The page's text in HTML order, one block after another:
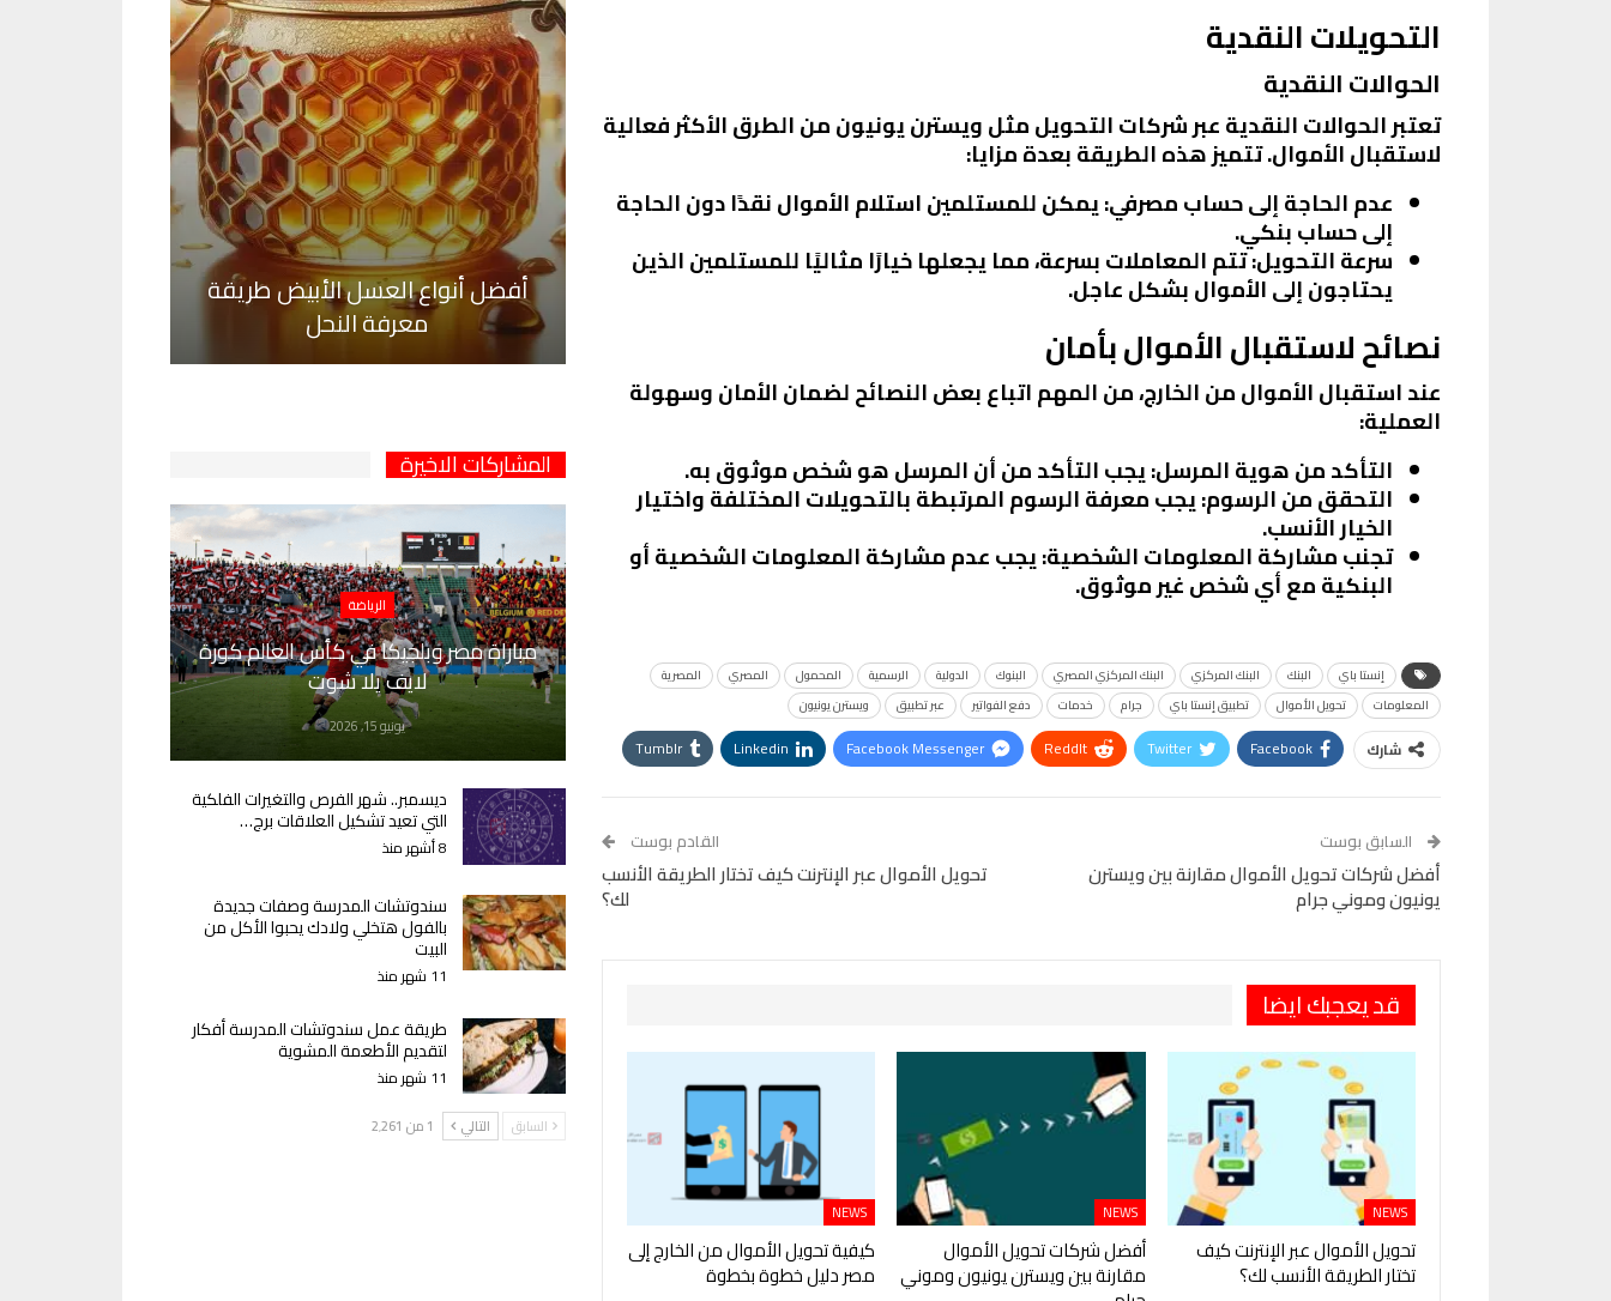
التحويلات النقدية
الحوالات النقدية
تعتبر الحوالات النقدية عبر شركات التحويل مثل ويسترن يونيون من الطرق الأكثر فعالية
لاستقبال الأموال. تتميز هذه الطريقة بعدة مزايا:
عدم الحاجة إلى حساب مصرفي: يمكن للمستلمين استلام الأموال نقدًا دون الحاجة
إلى حساب بنكي.
سرعة التحويل: تتم المعاملات بسرعة، مما يجعلها خيارًا مثاليًا للمستلمين الذين
يحتاجون إلى الأموال بشكل عاجل.
نصائح لاستقبال الأموال بأمان
عند استقبال الأموال من الخارج، من المهم اتباع بعض النصائح لضمان الأمان وسهولة
العملية:
التأكد من هوية المرسل: يجب التأكد من أن المرسل هو شخص موثوق به.
التحقق من الرسوم: يجب معرفة الرسوم المرتبطة بالتحويلات المختلفة واختيار
الخيار الأنسب.
تجنب مشاركة المعلومات الشخصية: يجب عدم مشاركة المعلومات الشخصية أو
البنكية مع أي شخص غير موثوق.
إنستا باي البنك البنك المركزي البنك المركزي المصري البنوك الدولية الرسمية المحمول المصري
المصرية
المعلومات
تحويل الأموال تطبيق إنستا باي جرام خدمات دفع الفواتير عبر تطبيق ويسترن يونيون
شارك Facebook
Twitter
ReddIt
Facebook Messenger
Linkedin
Tumblr
OK.ru
السابق بوست
أفضل شركات تحويل الأموال مقارنة بين ويسترن
يونيون وموني جرام
القادم بوست
تحويل الأموال عبر الإنترنت كيف تختار الطريقة الأنسب
لك؟
قد يعجبك ايضا
NEWS
تحويل الأموال عبر الإنترنت كيف
تختار الطريقة الأنسب لك؟
NEWS
أفضل شركات تحويل الأموال
مقارنة بين ويسترن يونيون وموني
NEWS
كيفية تحويل الأموال من الخارج إلى
مصر دليل خطوة بخطوة
أفضل أنواع العسل الأبيض طريقة
معرفة النحل
المشاركات الاخيرة
الرياضة
مباراة مصر وبلجيكا في كأس العالم كورة
لايف يلا شوت
يونيو 15, 2026
ديسمبر.. شهر الفرص والتغيرات الفلكية
التي تعيد تشكيل العلاقات برج…
8 أشهر منذ
سندوتشات المدرسة وصفات جديدة
بالفول هتخلي ولادك يحبوا الأكل من
البيت
11 شهر منذ
طريقة عمل سندوتشات المدرسة أفكار
لتقديم الأطعمة المشوية
11 شهر منذ
السابق التالي 1 من 2٬261